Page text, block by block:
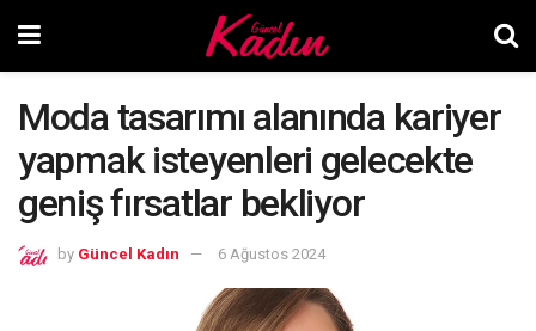
Moda tasarımı alanında kariyer
yapmak isteyenleri gelecekte
geniş fırsatlar bekliyor
by Güncel Kadın 6 Ağustos 2024